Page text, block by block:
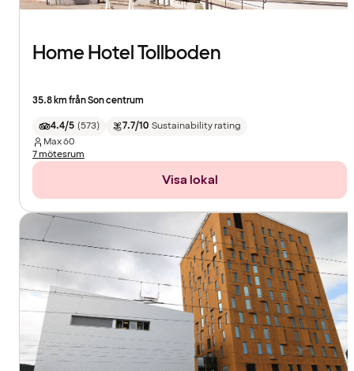
Home Hotel Tollboden
35.8 km från Son centrum
4.4/5 (573) 7.7/10 Sustainability rating
Max60
7 mötesrum
Visa lokal